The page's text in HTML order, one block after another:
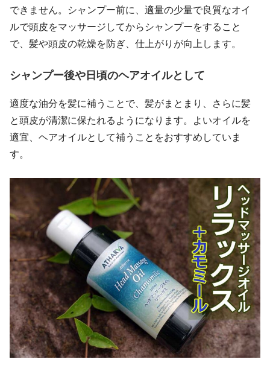
できません。シャンプー前に、適量の少量で良質なオイ
ルで頭皮をマッサージしてからシャンプーをすること
で、髪や頭皮の乾燥を防ぎ、仕上がりが向上します。
シャンプー後や日頃のヘアオイルとして
適度な油分を髪に補うことで、髪がまとまり、さらに髪
と頭皮が清潔に保たれるようになります。よいオイルを
適宜、ヘアオイルとして補うことをおすすめしていま
す。